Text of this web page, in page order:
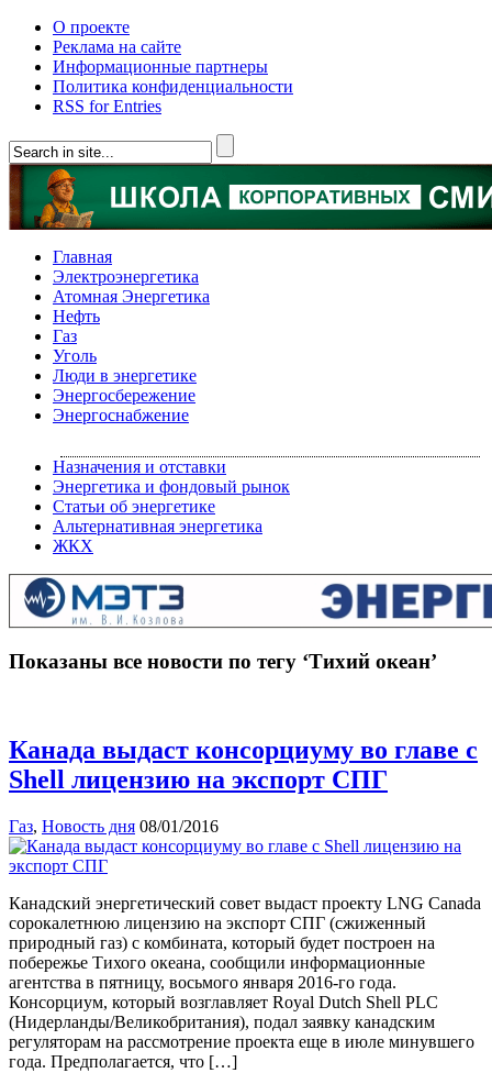
О проекте
Реклама на сайте
Информационные партнеры
Политика конфиденциальности
RSS for Entries
Главная
Электроэнергетика
Атомная Энергетика
Нефть
Газ
Уголь
Люди в энергетике
Энергосбережение
Энергоснабжение
Назначения и отставки
Энергетика и фондовый рынок
Статьи об энергетике
Альтернативная энергетика
ЖКХ
Показаны все новости по тегу ‘Тихий океан’
Канада выдаст консорциуму во главе с
Shell лицензию на экспорт СПГ
Газ, Новость дня 08/01/2016
Канадский энергетический совет выдаст проекту LNG Canada
сорокалетнюю лицензию на экспорт СПГ (сжиженный
природный газ) с комбината, который будет построен на
побережье Тихого океана, сообщили информационные
агентства в пятницу, восьмого января 2016-го года.
Консорциум, который возглавляет Royal Dutch Shell PLC
(Нидерланды/Великобритания), подал заявку канадским
регуляторам на рассмотрение проекта еще в июле минувшего
года. Предполагается, что […]